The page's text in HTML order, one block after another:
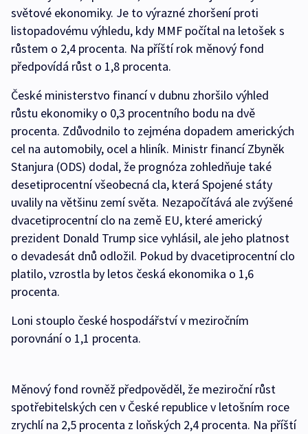
světové ekonomiky. Je to výrazné zhoršení proti
listopadovému výhledu, kdy MMF počítal na letošek s
růstem o 2,4 procenta. Na příští rok měnový fond
předpovídá růst o 1,8 procenta.
České ministerstvo financí v dubnu zhoršilo výhled
růstu ekonomiky o 0,3 procentního bodu na dvě
procenta. Zdůvodnilo to zejména dopadem amerických
cel na automobily, ocel a hliník. Ministr financí Zbyněk
Stanjura (ODS) dodal, že prognóza zohledňuje také
desetiprocentní všeobecná cla, která Spojené státy
uvalily na většinu zemí světa. Nezapočítává ale zvýšené
dvacetiprocentní clo na země EU, které americký
prezident Donald Trump sice vyhlásil, ale jeho platnost
o devadesát dnů odložil. Pokud by dvacetiprocentní clo
platilo, vzrostla by letos česká ekonomika o 1,6
procenta.
Loni stouplo české hospodářství v meziročním
porovnání o 1,1 procenta.
Měnový fond rovněž předpověděl, že meziroční růst
spotřebitelských cen v České republice v letošním roce
zrychlí na 2,5 procenta z loňských 2,4 procenta. Na příští